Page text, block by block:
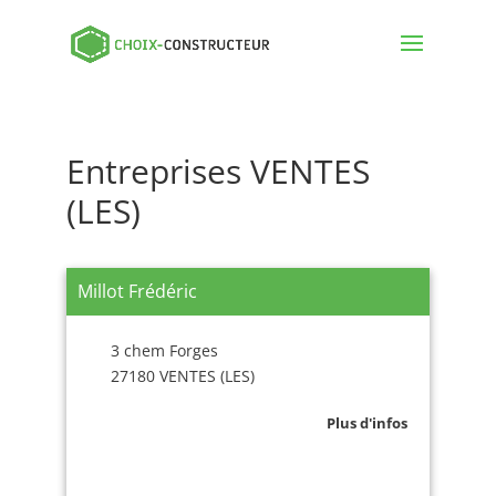
Entreprises VENTES
(LES)
Millot Frédéric
3 chem Forges
27180 VENTES (LES)
Plus d'infos